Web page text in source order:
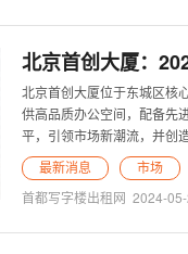
北京首创大厦：
北京首创大厦位于东城区核
供高品质办公空间，配备先
平，引领市场新潮流，并创
最新消息 市场
首都写字楼出租网 2024-